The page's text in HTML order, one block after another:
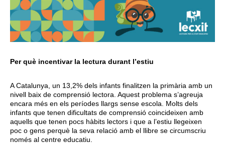
Per què incentivar la lectura durant l’estiu
A Catalunya, un 13,2% dels infants finalitzen la primària amb un
nivell baix de comprensió lectora. Aquest problema s’agreuja
encara més en els períodes llargs sense escola. Molts dels
infants que tenen dificultats de comprensió coincideixen amb
aquells que tenen pocs hàbits lectors i que a l’estiu llegeixen
poc o gens perquè la seva relació amb el llibre se circumscriu
només al centre educatiu.